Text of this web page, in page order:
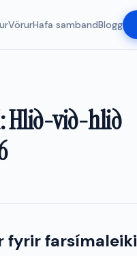
VörurHafa sambandBlogg
Hlið-við-hlið
fyrir farsímaleiki